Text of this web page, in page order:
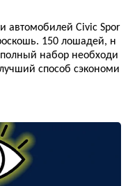
автомобилей Civic Spor
150 лошадей, н
набор необходи
способ сэкономи